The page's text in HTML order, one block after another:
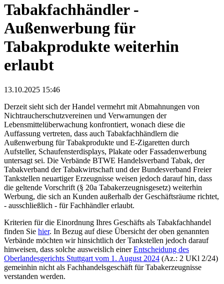
Tabakfachhändler -
Außenwerbung für
Tabakprodukte weiterhin
erlaubt
13.10.2025 15:46
Derzeit sieht sich der Handel vermehrt mit Abmahnungen von
Nichtraucherschutzvereinen und Verwarnungen der
Lebensmittelüberwachung konfrontiert, wonach diese die
Auffassung vertreten, dass auch Tabakfachhändlern die
Außenwerbung für Tabakprodukte und E-Zigaretten durch
Aufsteller, Schaufensterdisplays, Plakate oder Fassadenwerbung
untersagt sei. Die Verbände BTWE Handelsverband Tabak, der
Tabakverband der Tabakwirtschaft und der Bundesverband Freier
Tankstellen neuartiger Erzeugnisse weisen jedoch darauf hin, dass
die geltende Vorschrift (§ 20a Tabakerzeugnisgesetz) weiterhin
Werbung, die sich an Kunden außerhalb der Geschäftsräume richtet,
- ausschließlich - für Fachhändler erlaubt.
Kriterien für die Einordnung Ihres Geschäfts als Tabakfachhandel
finden Sie hier. In Bezug auf diese Übersicht der oben genannten
Verbände möchten wir hinsichtlich der Tankstellen jedoch darauf
hinweisen, dass solche ausweislich einerEntscheidung des
Oberlandesgerichts Stuttgart vom 1. August 2024 (Az.: 2 UKl 2/24)
gemeinhin nicht als Fachhandelsgeschäft für Tabakerzeugnisse
verstanden werden.